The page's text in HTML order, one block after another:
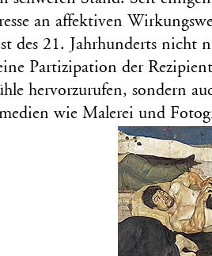
an affektiven
des 21. Jahrhunderts nicht
Partizipation der
hervorzurufen, sondern
wie Malerei und